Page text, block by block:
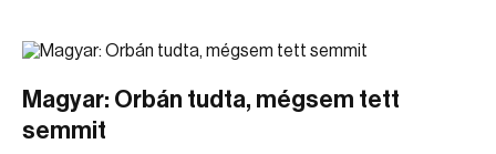
Magyar: Orbán tudta, mégsem tett
semmit